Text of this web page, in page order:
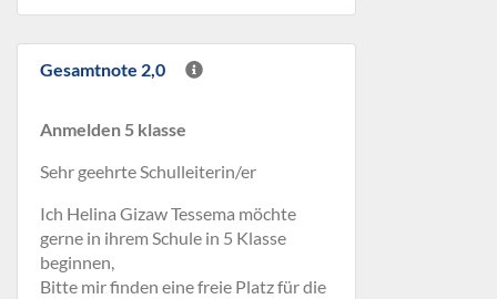
Gesamtnote 2,0
Anmelden 5 klasse
Sehr geehrte Schulleiterin/er
Ich Helina Gizaw Tessema möchte
gerne in ihrem Schule in 5 Klasse
beginnen,
Bitte mir finden eine freie Platz für die